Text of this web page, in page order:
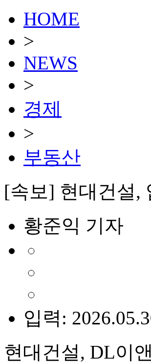
HOME
>
NEWS
>
경제
>
부동산
[속보] 현대건설,
황준익 기자
입력:
현대건설, DL이